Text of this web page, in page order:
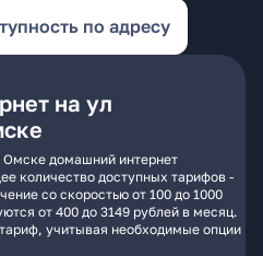
по адресу
на ул
Омске домашний интернет
количество доступных тарифов -
со скоростью от 100 до 1000
от 400 до 3149 рублей в месяц.
учитывая необходимые опции